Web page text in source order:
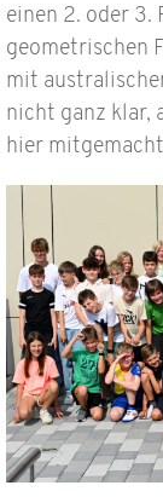
einen 2. oder 3.
geometrischen
mit
nicht ganz klar,
hier